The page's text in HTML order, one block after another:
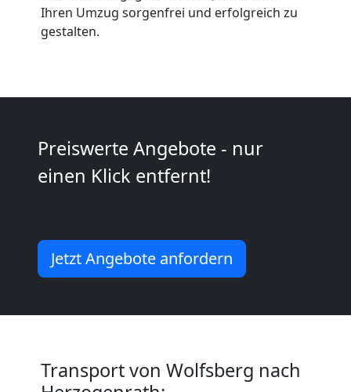
Ihren Umzug sorgenfrei und erfolgreich zu
gestalten.
Preiswerte Angebote - nur
einen Klick entfernt!
Jetzt Angebote anfordern
Transport von Wolfsberg nach
Anfrage
Möbeltransport
Beiladung
National
Beiladung